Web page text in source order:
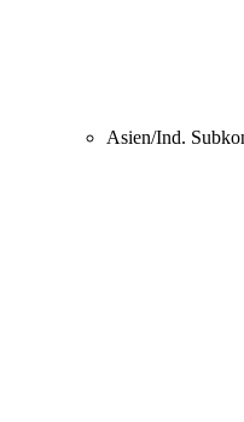
Asien/Ind.